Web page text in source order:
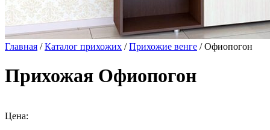
Главная /Каталог прихожих /Прихожие венге / Офиопогон
Прихожая Офиопогон
Цена: